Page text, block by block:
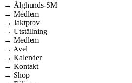
→ Älghunds-SM
→ Medlem
→ Jaktprov
→ Utställning
→ Medlem
→ Avel
→ Kalender
→ Kontakt
→ Shop